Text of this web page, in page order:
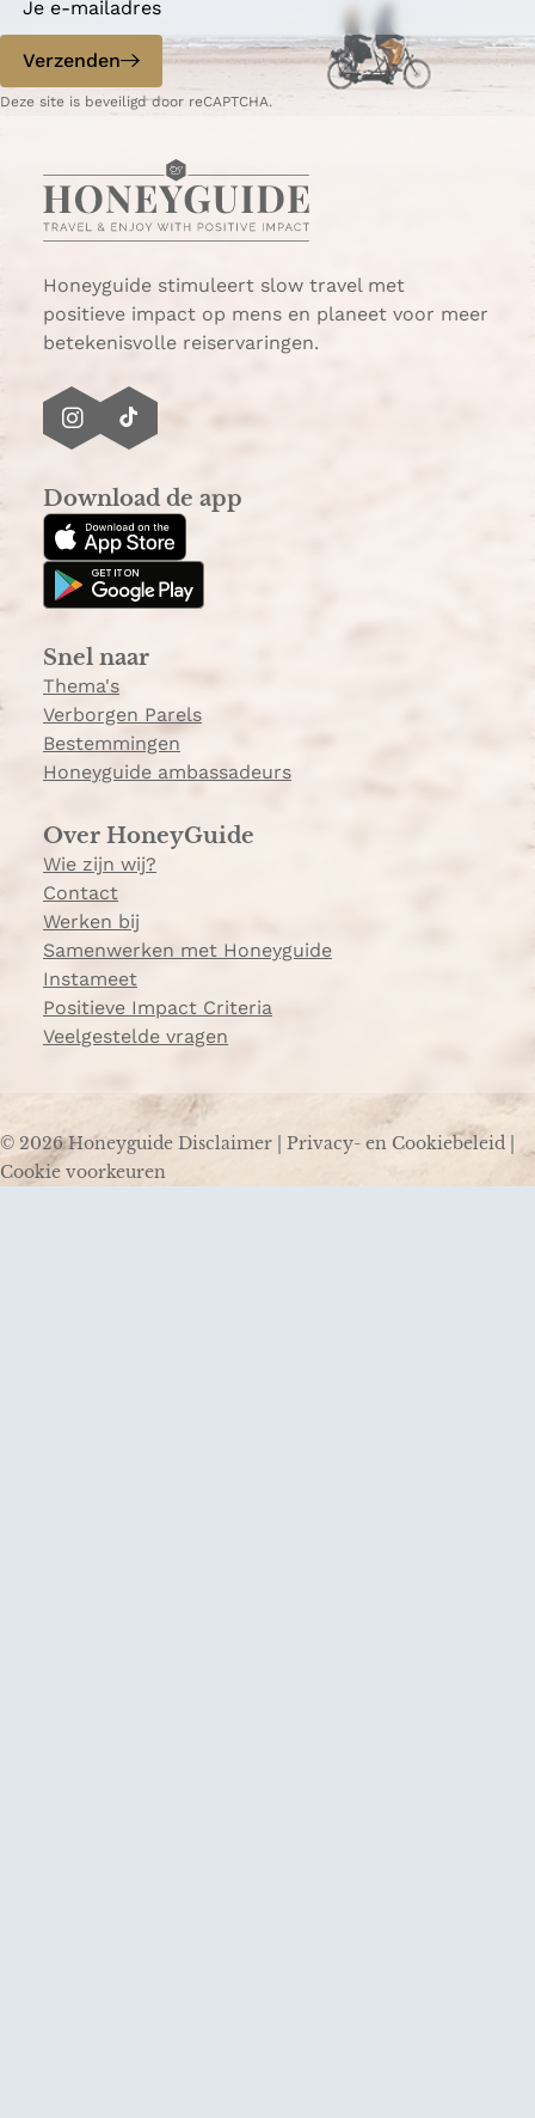
p
W
h
t
s
A
p
p
e
-
a
l
Verzenden
Deze site is beveiligd door reCAPTCHA.
Honeyguide stimuleert slow travel met
positieve impact op mens en planeet voor meer
betekenisvolle reiservaringen.
I
t
a
g
r
m
T
T
o
k
Download de app
Snel naar
Thema's
Verborgen Parels
Bestemmingen
Honeyguide ambassadeurs
Over HoneyGuide
Wie zijn wij?
Contact
Werken bij
Samenwerken met Honeyguide
Instameet
Positieve Impact Criteria
Veelgestelde vragen
© 2026 Honeyguide Disclaimer Privacy- en Cookiebeleid
Cookie voorkeuren